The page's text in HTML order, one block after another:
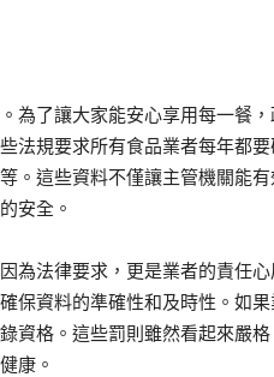
為了讓大家能安心享用每一餐
法規要求所有食品業者每年都
。這些資料不僅讓主管機關能
安全。
為法律要求，更是業者的責任
保資料的準確性和及時性。如
資格。這些罰則雖然看起來嚴
康。